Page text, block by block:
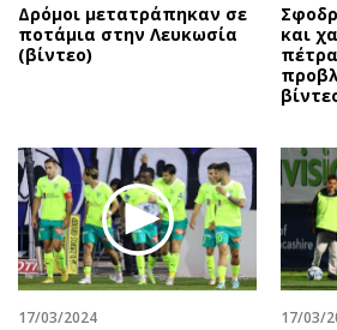
Δρόμοι μετατράπηκαν σε
ποτάμια στην Λευκωσία
(βίντεο)
και
17/03/2024 17/03/